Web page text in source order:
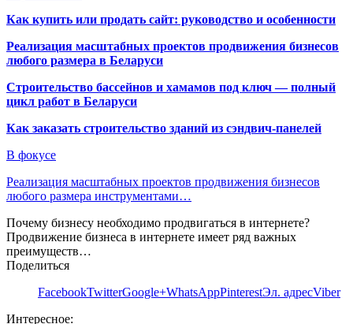
Как купить или продать сайт: руководство и особенности
Реализация масштабных проектов продвижения бизнесов
любого размера в Беларуси
Строительство бассейнов и хамамов под ключ — полный
цикл работ в Беларуси
Как заказать строительство зданий из сэндвич-панелей
В фокусе
Реализация масштабных проектов продвижения бизнесов
любого размера инструментами…
Почему бизнесу необходимо продвигаться в интернете?
Продвижение бизнеса в интернете имеет ряд важных
преимуществ…
Поделиться
FacebookTwitterGoogle+WhatsAppPinterestЭл. адресViber
Интересное: